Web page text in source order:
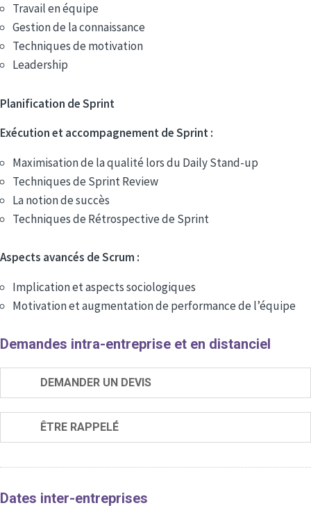
Travail en équipe
Gestion de la connaissance
Techniques de motivation
Leadership
Planification de Sprint
Exécution et accompagnement de Sprint :
Maximisation de la qualité lors du Daily Stand-up
Techniques de Sprint Review
La notion de succès
Techniques de Rétrospective de Sprint
Aspects avancés de Scrum :
Implication et aspects sociologiques
Motivation et augmentation de performance de l’équipe
Demandes intra-entreprise et en distanciel
DEMANDER UN DEVIS
ÊTRE RAPPELÉ
Dates inter-entreprises